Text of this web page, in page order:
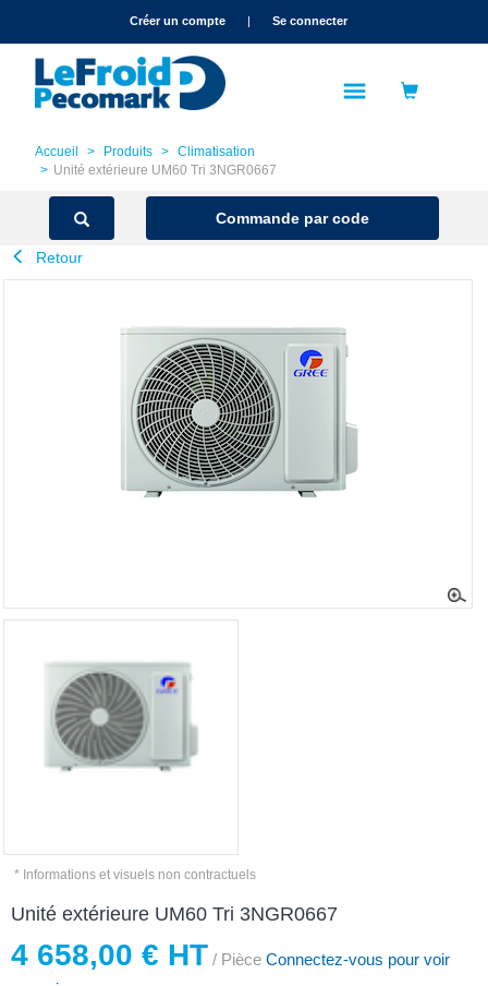
text.skipToNavigationCréer un compte | Se connecter
Accueil Produits
Climatisation
Unité extérieure UM60 Tri 3NGR0667
Commande par code
Retour
* Informations et visuels non contractuels
Unité extérieure UM60 Tri 3NGR0667
4 658,00 € HT / Pièce Connectez-vous pour voir